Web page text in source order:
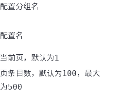
配置分组名
配置名
当前页，默认为1
页条目数，默认为100，最大
为500